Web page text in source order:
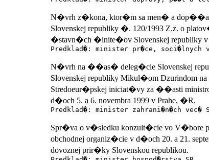
N�vrh z�kona, ktor�m sa men� a
Slovenskej republiky �. 120/1993 Z.z. o
�stavn�ch �inite�ov Slovenskej republiky
Predklad�: minister pr�ce, soci�lnych
N�vrh na ��as� deleg�cie Slovenskej
Slovenskej republiky Mikul�om Dzurindom
Stredoeur�pskej iniciat�vy za ��asti
d�och 5. a 6. novembra 1999 v Prahe, �R.
Predklad�: minister zahrani�n�ch vec�
Spr�va o v�sledku konzult�cie vo V�bore
obchodnej organiz�cie v d�och 20. a 21.
dovoznej prir�ky Slovenskou republikou.